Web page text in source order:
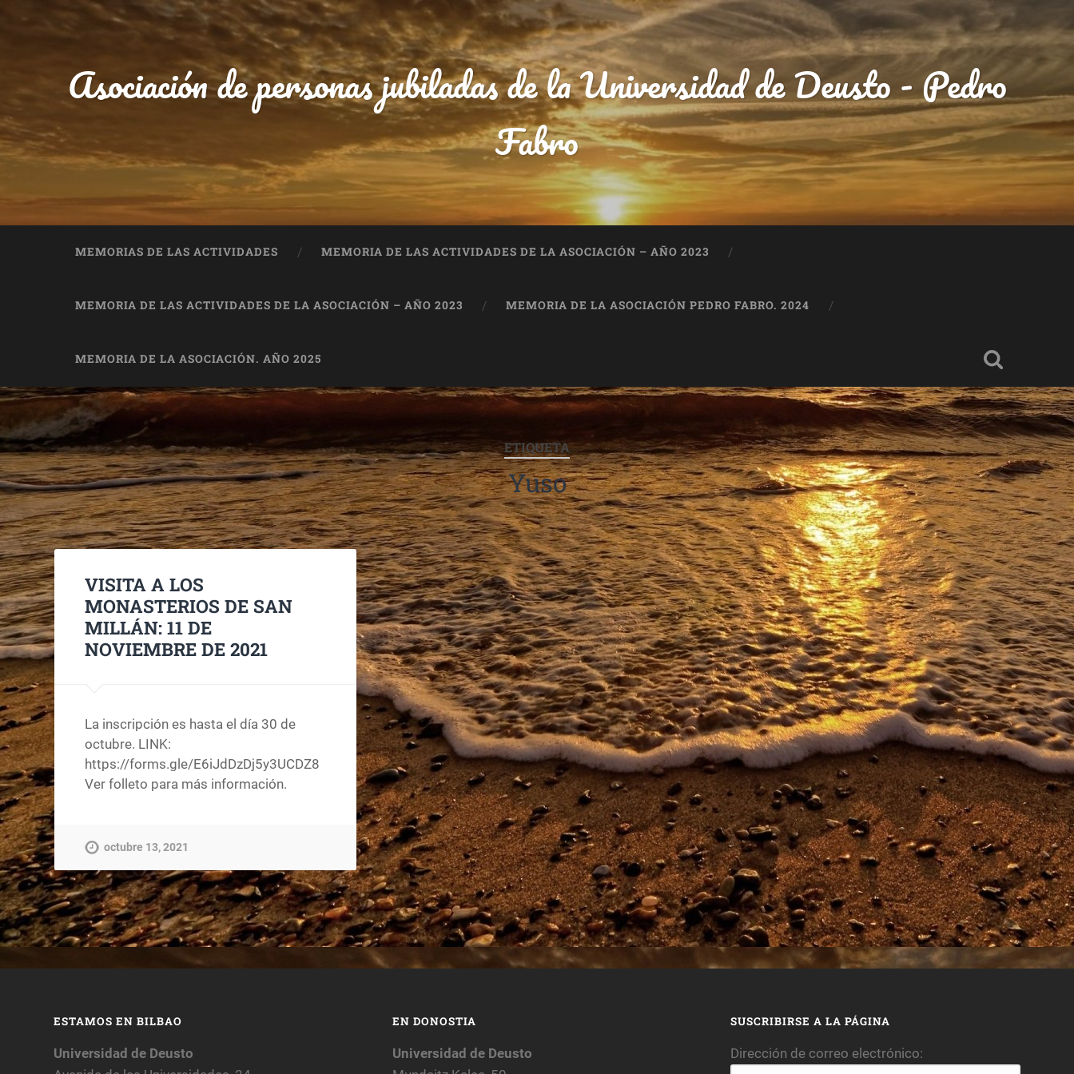
Asociación de personas jubiladas de la Universidad de Deusto - Pedro
Fabro
MEMORIAS DE LAS ACTIVIDADES MEMORIA DE LAS ACTIVIDADES DE LA ASOCIACIÓN – AÑO 2023
MEMORIA DE LAS ACTIVIDADES DE LA ASOCIACIÓN – AÑO 2023 MEMORIA DE LA ASOCIACIÓN PEDRO FABRO. 2024
MEMORIA DE LA ASOCIACIÓN. AÑO 2025
ETIQUETA
Yuso
VISITA A LOS
MONASTERIOS DE SAN
MILLÁN: 11 DE
NOVIEMBRE DE 2021
La inscripción es hasta el día 30 de
octubre. LINK:
https://forms.gle/E6iJdDzDj5y3UCDZ8
Ver folleto para más información.
octubre 13, 2021
ESTAMOS EN BILBAO
Universidad de Deusto
EN DONOSTIA
Universidad de Deusto
SUSCRIBIRSE A LA PÁGINA
Dirección de correo electrónico: